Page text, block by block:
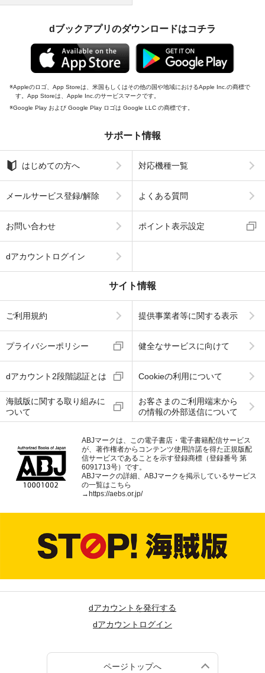
dブックアプリのダウンロードはコチラ
Appleのロゴ、App Storeは、米国もしくはその他の国や地域におけるApple Inc.の商標で
す。App Storeは、Apple Inc.のサービスマークです。
Google Play および Google Play ロゴは Google LLC の商標です。
サポート情報
はじめての方へ 対応機種一覧
メールサービス登録/解除 よくある質問
お問い合わせ ポイント表示設定
dアカウントログイン
サイト情報
ご利用規約 提供事業者等に関する表示
プライバシーポリシー 健全なサービスに向けて
dアカウント2段階認証とは Cookieの利用について
海賊版に関する取り組みに
ついて
お客さまのご利用端末から
の情報の外部送信について
ABJマークは、この電子書店・電子書籍配信サービス
が、著作権者からコンテンツ使用許諾を得た正規版配
信サービスであることを示す登録商標（登録番号 第
6091713号）です。
ABJマークの詳細、ABJマークを掲示しているサービス
の一覧はこちら
→https://aebs.or.jp/
dアカウントを発行する
dアカウントログイン
ページトップへ